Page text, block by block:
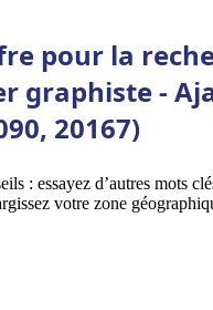
pour la
graphiste -
20167)
: essayez d’autres mots
votre zone